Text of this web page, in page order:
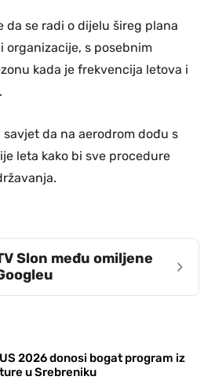
da se radi o dijelu šireg plana
organizacije, s posebnim
kada je frekvencija letova i
da na aerodrom dođu s
leta kako bi sve procedure
Slon među omiljene
›
2026 donosi bogat program iz
u Srebreniku